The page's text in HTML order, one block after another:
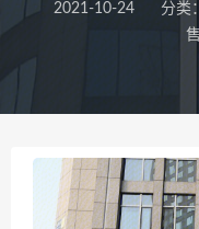
2021-10-24 分类：